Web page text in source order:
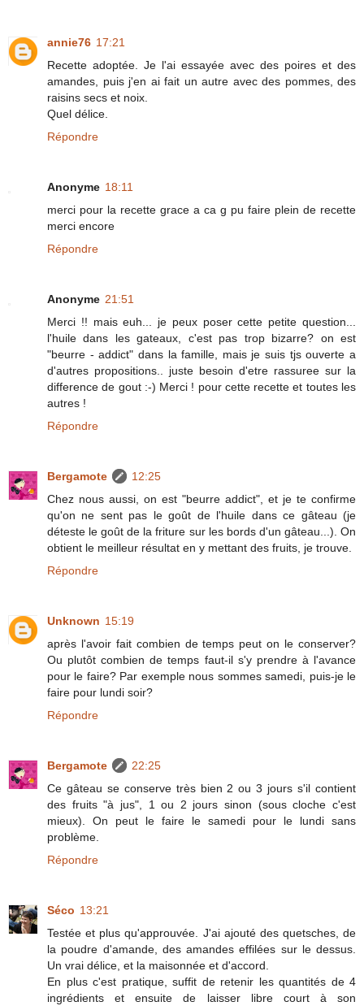
annie76 17:21
Recette adoptée. Je l'ai essayée avec des poires et des
amandes, puis j'en ai fait un autre avec des pommes, des
raisins secs et noix.
Quel délice.
Répondre
Anonyme 18:11
merci pour la recette grace a ca g pu faire plein de recette
merci encore
Répondre
Anonyme 21:51
Merci !! mais euh... je peux poser cette petite question...
l'huile dans les gateaux, c'est pas trop bizarre? on est
"beurre - addict" dans la famille, mais je suis tjs ouverte a
d'autres propositions.. juste besoin d'etre rassuree sur la
difference de gout :-) Merci ! pour cette recette et toutes les
autres !
Répondre
Bergamote
12:25
Chez nous aussi, on est "beurre addict", et je te confirme
qu'on ne sent pas le goût de l'huile dans ce gâteau (je
déteste le goût de la friture sur les bords d'un gâteau...). On
obtient le meilleur résultat en y mettant des fruits, je trouve.
Répondre
Unknown 15:19
après l'avoir fait combien de temps peut on le conserver?
Ou plutôt combien de temps faut-il s'y prendre à l'avance
pour le faire? Par exemple nous sommes samedi, puis-je le
faire pour lundi soir?
Répondre
Bergamote
22:25
Ce gâteau se conserve très bien 2 ou 3 jours s'il contient
des fruits "à jus", 1 ou 2 jours sinon (sous cloche c'est
mieux). On peut le faire le samedi pour le lundi sans
problème.
Répondre
Séco 13:21
Testée et plus qu'approuvée. J'ai ajouté des quetsches, de
la poudre d'amande, des amandes effilées sur le dessus.
Un vrai délice, et la maisonnée et d'accord.
En plus c'est pratique, suffit de retenir les quantités de 4
ingrédients et ensuite de laisser libre court à son